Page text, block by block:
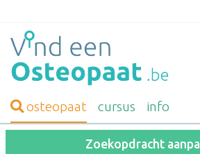
osteopaat cursus info
Zoekopdracht